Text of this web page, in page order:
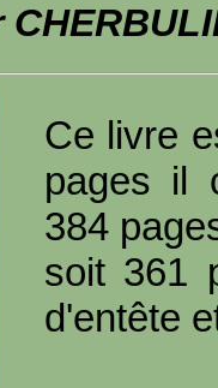
Ce livre
pages il
384
soit 361
d'entête